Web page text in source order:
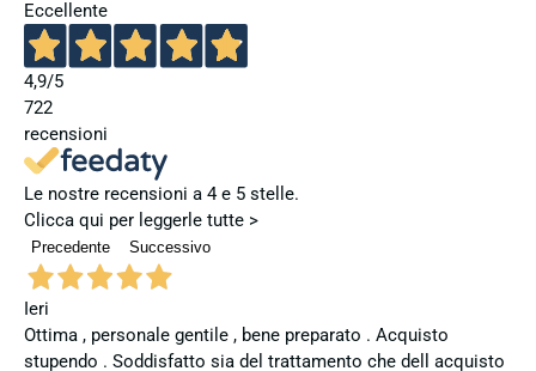
Eccellente
4,9/5
722
recensioni
Le nostre recensioni a 4 e 5 stelle.
Clicca qui per leggerle tutte >
Precedente Successivo
Ieri
Ottima , personale gentile , bene preparato . Acquisto
stupendo . Soddisfatto sia del trattamento che dell acquisto